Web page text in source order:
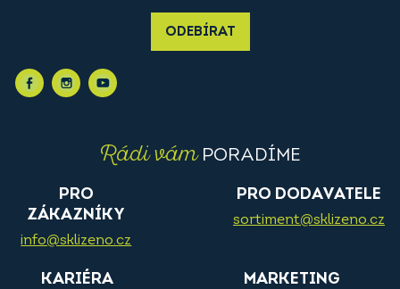
ODEBÍRAT
Rádi vámPORADÍME
PRO
ZÁKAZNÍKY
info@sklizeno.cz
PRO DODAVATELE
sortiment@sklizeno.cz
KARIÉRA MARKETING